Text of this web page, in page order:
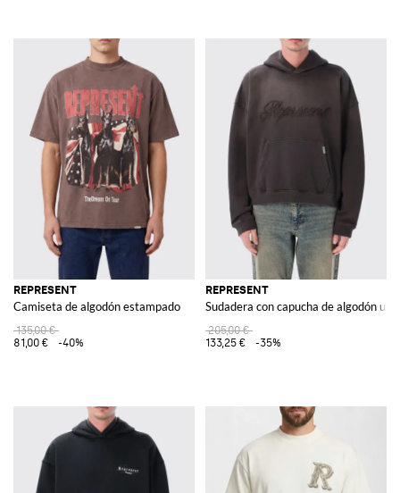
REPRESENT
Camiseta de algodón estampado
135,00 €
81,00 €
-40%
REPRESENT
Sudadera con capucha de algodón
205,00 €
133,25 €
-35%